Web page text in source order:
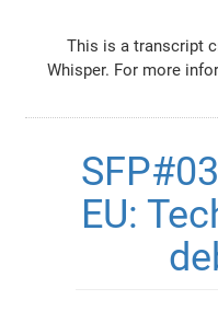
This is a transcript
Whisper. For more
EU: